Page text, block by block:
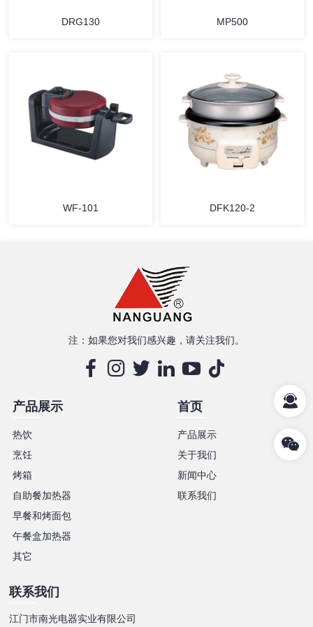
详情
DRG130
详情
MP500
WF-101 DFK120-2
注：如果您对我们感兴趣，请关注我们。
产品展示
热饮
烹饪
烤箱
自助餐加热器
早餐和烤面包
午餐盒加热器
其它
首页
产品展示
关于我们
新闻中心
联系我们
联系我们
江门市南光电器实业有限公司